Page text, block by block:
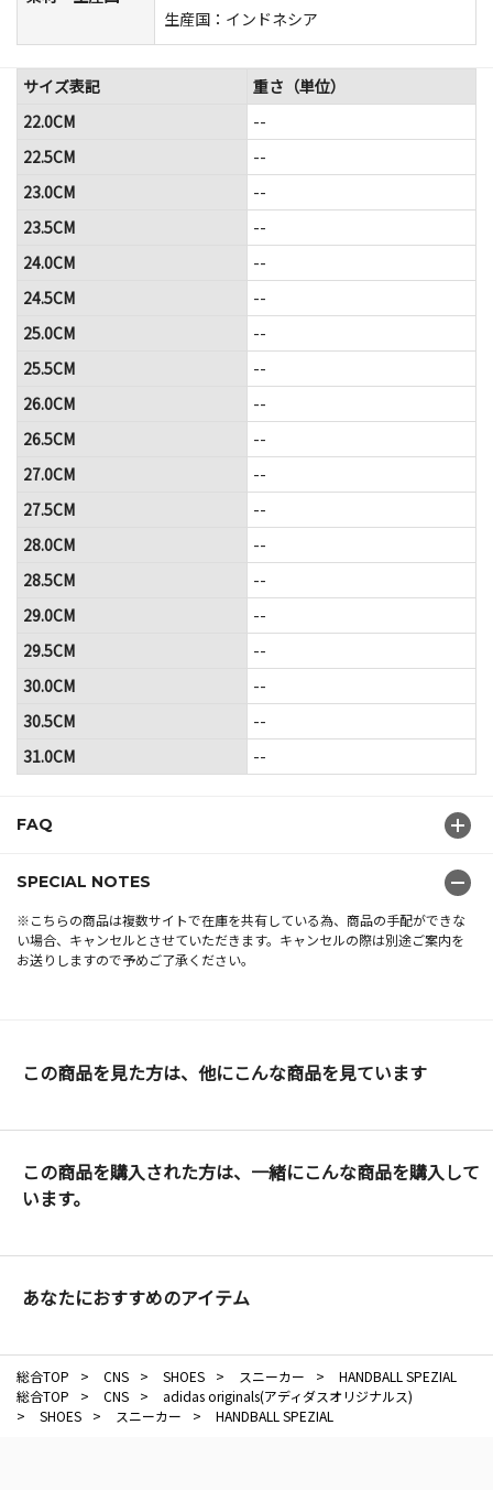
生産国：インドネシア
FAQ
SPECIAL NOTES
※こちらの商品は複数サイトで在庫を共有している為、商品の手配ができな
い場合、キャンセルとさせていただきます。キャンセルの際は別途ご案内を
お送りしますので予めご了承ください。
サイズ表記
重さ（単位）
22.0CM
--
22.5CM
--
23.0CM
--
23.5CM
--
24.0CM
--
24.5CM
--
25.0CM
--
25.5CM
--
26.0CM
--
26.5CM
--
27.0CM
--
27.5CM
--
28.0CM
--
28.5CM
--
29.0CM
--
29.5CM
--
30.0CM
--
30.5CM
--
31.0CM
--
この商品を見た方は、他にこんな商品を見ています
この商品を購入された方は、一緒にこんな商品を購入して
います。
あなたにおすすめのアイテム
総合TOP > CNS > SHOES > スニーカー >
HANDBALL SPEZIAL
総合TOP
> CNS >
adidas originals(アディダスオリジナルス)
>
SHOES > スニーカー > HANDBALL SPEZIAL